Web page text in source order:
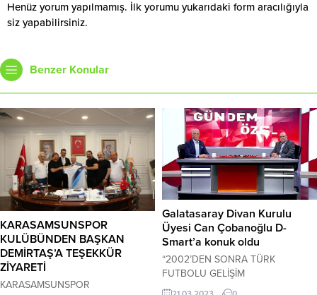
Henüz yorum yapılmamış. İlk yorumu yukarıdaki form aracılığıyla
siz yapabilirsiniz.
Benzer Konular
KARASAMSUNSPOR
KULÜBÜNDEN BAŞKAN
DEMİRTAŞ’A TEŞEKKÜR
ZİYARETİ
KARASAMSUNSPOR
Galatasaray Divan Kurulu
Üyesi Can Çobanoğlu D-
Smart’a konuk oldu
“2002’DEN SONRA TÜRK
FUTBOLU GELİŞİM
GÖSTEREMEDİ” Gazeteci Faik